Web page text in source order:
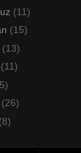
(11)
(15)
(13)
(11)
(26)
(8)